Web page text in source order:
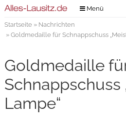
Menü
Verlag
Kontakt
Impressum
Startseite» Nachrichten
» Goldmedaille für Schnappschuss
Goldmedaille
Schnappschuss
Lampe“